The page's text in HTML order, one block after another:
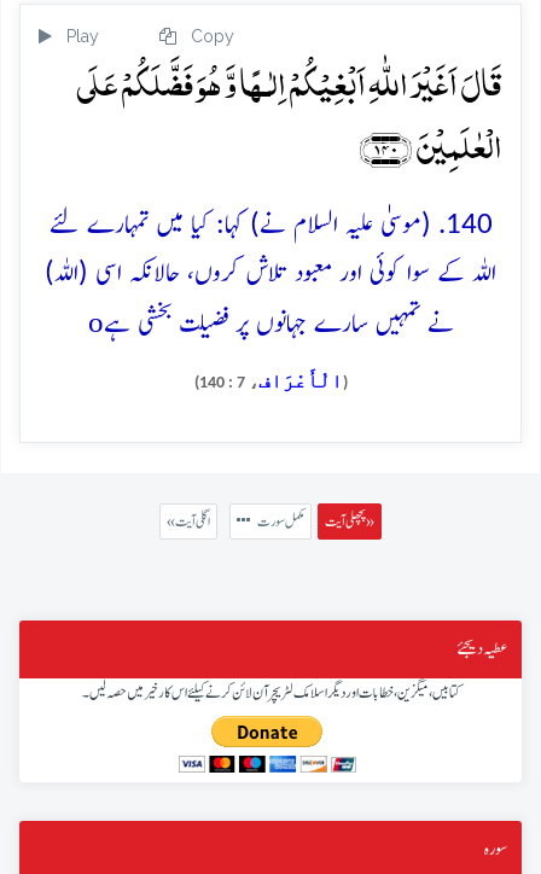
Play Copy
قَالَ اَغَیۡرَ اللّٰہِ اَبۡغِیۡکُمۡ اِلٰـہًا وَّ ہُوَ فَضَّلَکُمۡ عَلَی
الۡعٰلَمِیۡنَ ﴿۱۴۰﴾
140. (موسیٰ علیہ السلام نے) کہا: کیا میں تمہارے لئے
اللہ کے سوا کوئی اور معبود تلاش کروں، حالانکہ اسی (اللہ)
نے تمہیں سارے جہانوں پر فضیلت بخشی ہےo
( الْأَعْرَاف، 7 : 140)
پچھلی آیت » مکمل سورت « اگلی آیت
عطیہ دیجئے
کتابیں، میگزین، خطابات اور دیگر اسلامک لٹریچر آن لائن کرنے کیلئے اس کار خیر میں حصہ لیں۔
سورہ